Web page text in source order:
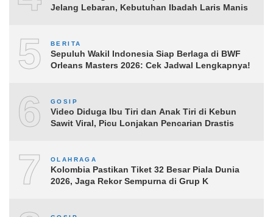
Jelang Lebaran, Kebutuhan Ibadah Laris Manis
5 BERITA
Sepuluh Wakil Indonesia Siap Berlaga di BWF
Orleans Masters 2026: Cek Jadwal Lengkapnya!
6 GOSIP
Video Diduga Ibu Tiri dan Anak Tiri di Kebun
Sawit Viral, Picu Lonjakan Pencarian Drastis
7 OLAHRAGA
Kolombia Pastikan Tiket 32 Besar Piala Dunia
2026, Jaga Rekor Sempurna di Grup K